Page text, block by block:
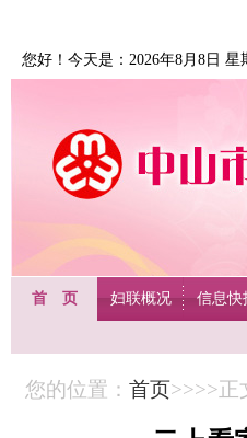
您好！今天是：2026年8月8日 星
首 页 妇联概况 信息快
您的位置： 首页>>>>正